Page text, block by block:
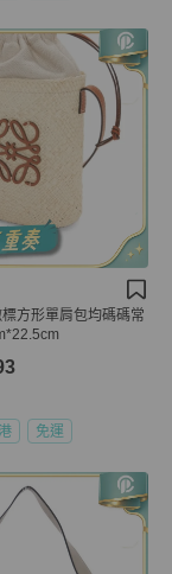
方形單肩包均碼碼常
免運